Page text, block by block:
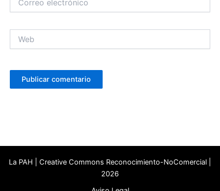
electrónico
La PAH | Creative Commons Reconocimiento-NoComercial |
2026